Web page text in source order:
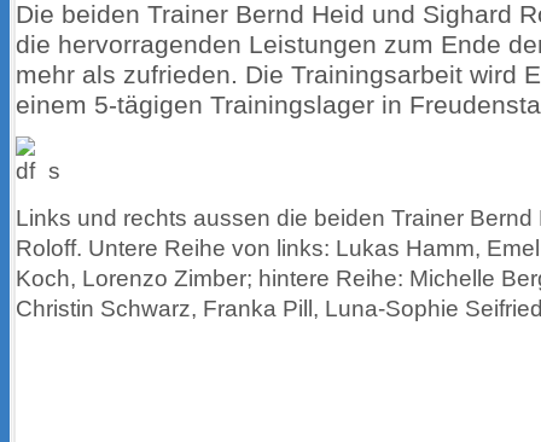
Die beiden Trainer Bernd Heid und Sighard
die hervorragenden Leistungen zum Ende
mehr als zufrieden. Die Trainingsarbeit wird
einem 5-tägigen Trainingslager in
s
Links und rechts aussen die beiden Trainer
Roloff. Untere Reihe von links: Lukas Hamm,
Koch, Lorenzo Zimber; hintere Reihe: Michelle
Christin Schwarz, Franka Pill, Luna-Sophie